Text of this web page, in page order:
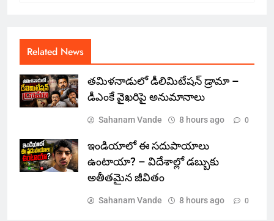
Related News
తమిళనాడులో డీలిమిటేషన్ డ్రామా –
డీఎంకే వైఖరిపై అనుమానాలు
Sahanam Vande 8 hours ago 0
ఇండియాలో‌ ఈ సదుపాయాలు
ఉంటాయా? – విదేశాల్లో డబ్బుకు
అతీతమైన జీవితం
Sahanam Vande 8 hours ago 0